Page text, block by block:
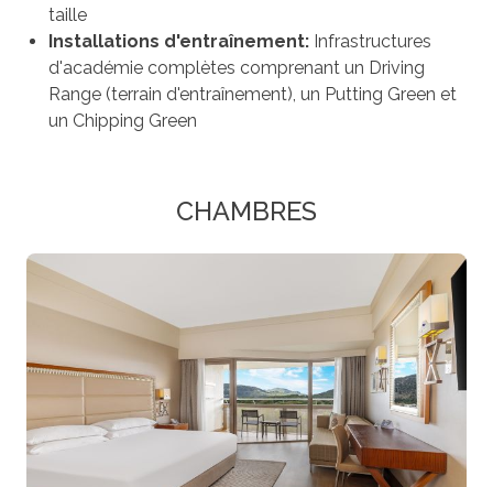
taille
Installations d'entraînement: Infrastructures
d'académie complètes comprenant un Driving
Range (terrain d'entraînement), un Putting Green et
un Chipping Green
CHAMBRES